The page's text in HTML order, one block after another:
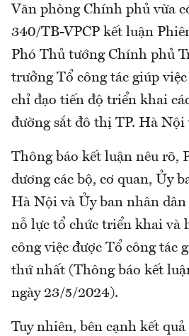
Văn phòng Chính phủ vừa
340/TB-VPCP kết luận
Phó Thủ tướng Chính phủ
trưởng Tổ công tác giúp
chỉ đạo tiến độ triển khai
đường sắt đô thị TP. Hà Nội
Thông báo kết luận nêu rõ,
dương các bộ, cơ quan, Ủy
Hà Nội và Ủy ban nhân dân
nỗ lực tổ chức triển khai và
công việc được Tổ công tác
thứ nhất (Thông báo kết
ngày 23/5/2024).
Tuy nhiên, bên cạnh kết